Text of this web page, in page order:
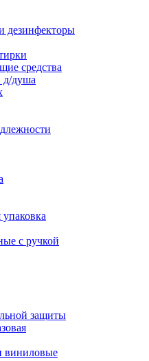
дезинфекторы
средства
душа
с ручкой
защиты
виниловые